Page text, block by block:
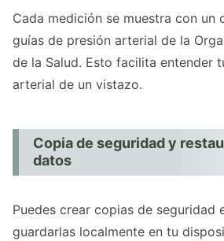
Cada medición se muestra con un
guías de presión arterial de la
de la Salud. Esto facilita entender
arterial de un vistazo.
Copia de seguridad y
datos
Puedes crear copias de seguridad
guardarlas localmente en tu